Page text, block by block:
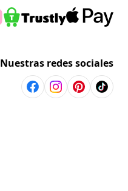
Nuestras redes sociales